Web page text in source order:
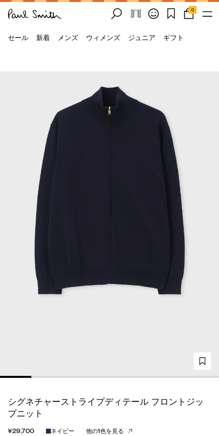
0
セール 新着 メンズ ウィメンズ ジュニア ギフト
シグネチャーストライプディテール フロントジッ
プニット
¥29,700 ネイビー 他の1色を見る